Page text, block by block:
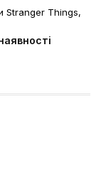
Stranger Things,